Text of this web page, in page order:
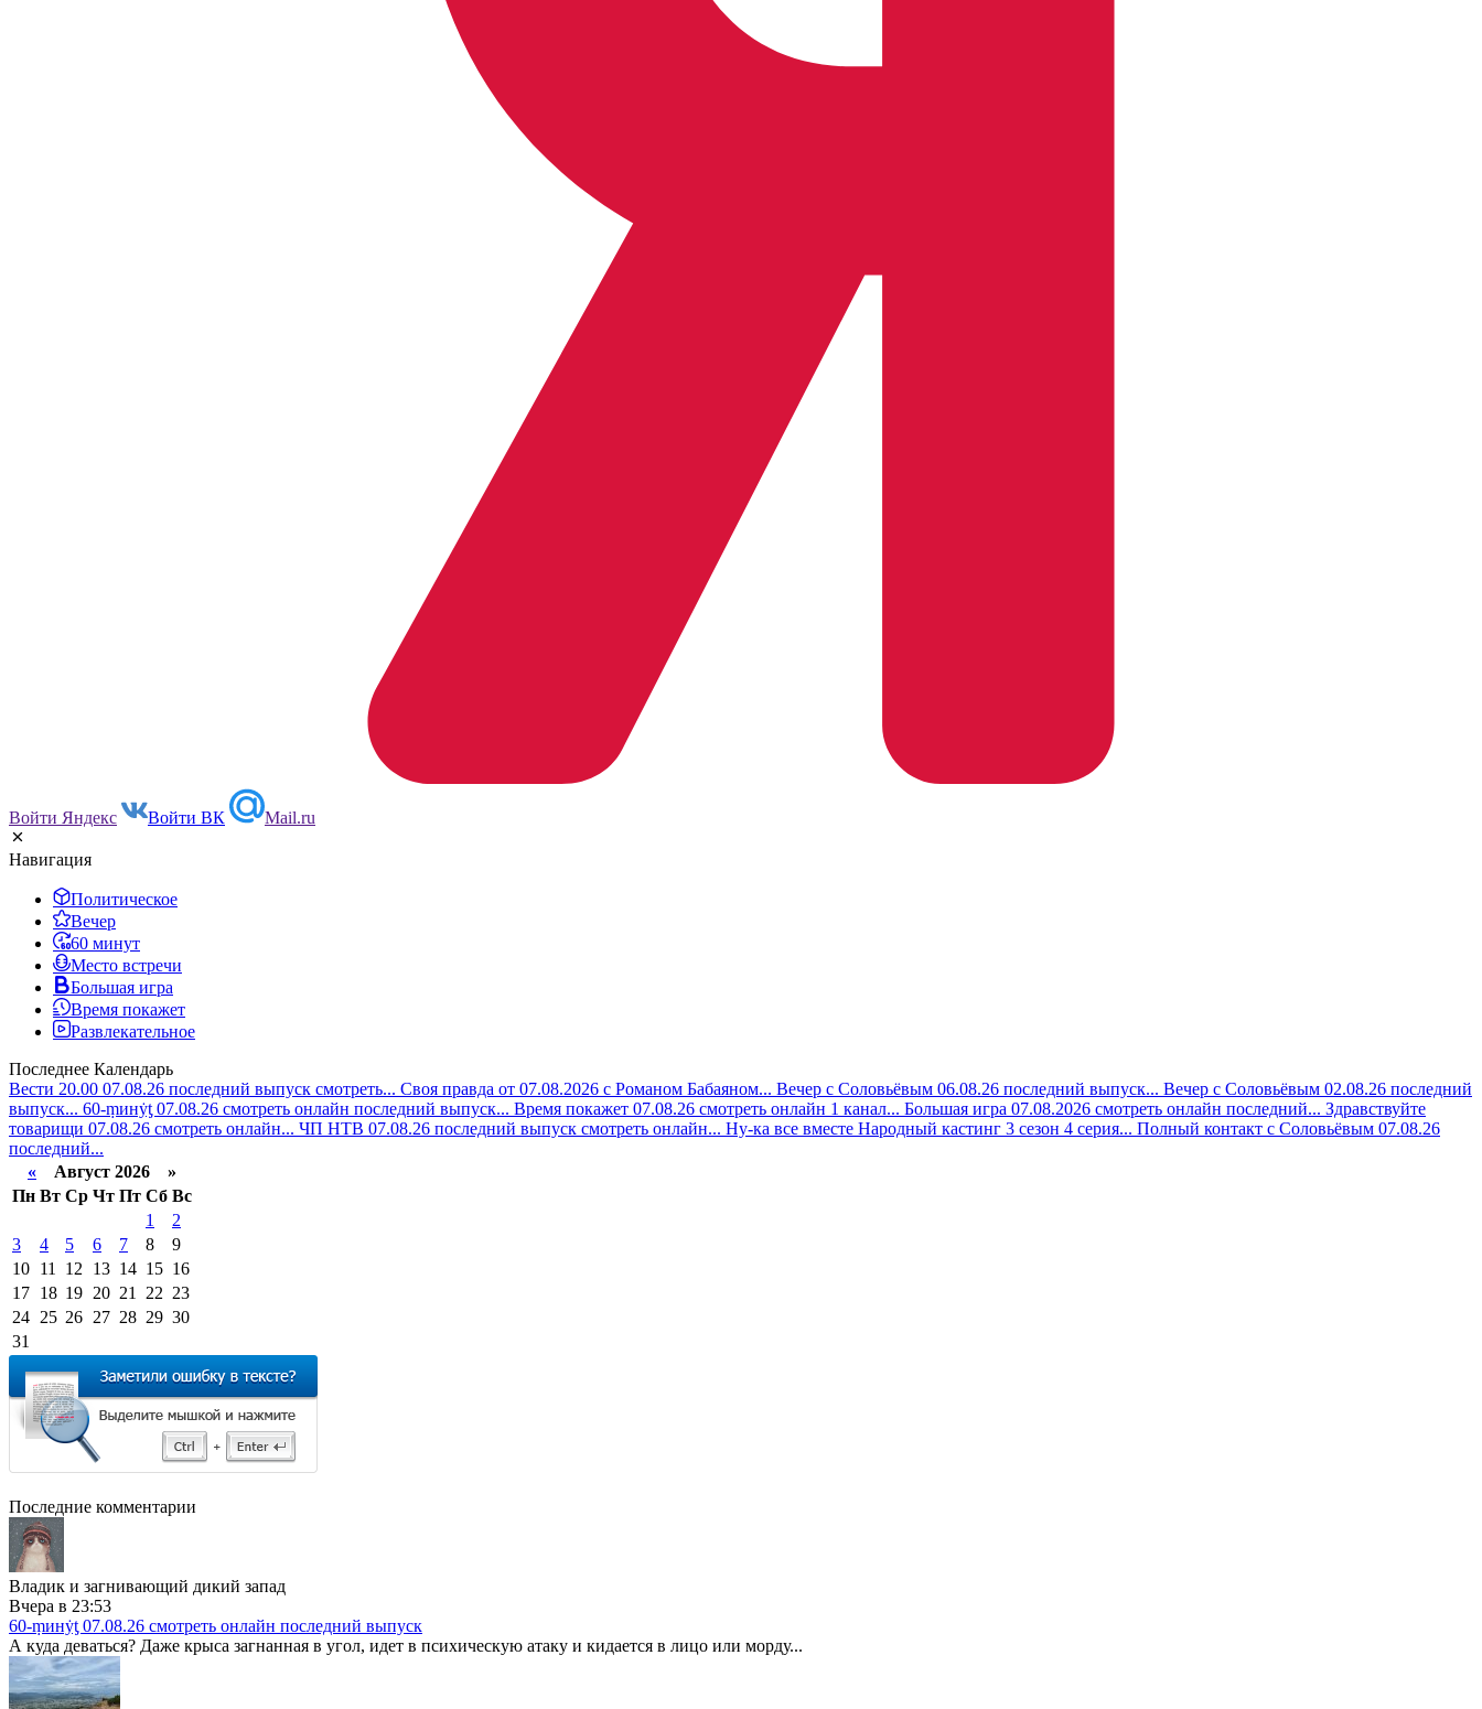
Войти Яндекс Войти ВК Mail.ru
Навигация
Политическое
Вечер
60 минут
Место встречи
Большая игра
Время покажет
Развлекательное
Последнее Календарь
Вести 20.00 07.08.26 последний выпуск смотреть... Своя правда от 07.08.2026 с Романом Бабаяном... Вечер с Соловьёвым 06.08.26 последний выпуск... Вечер с Соловьёвым 02.08.26 последний
выпуск... 60-ṃинẏƫ 07.08.26 смотреть онлайн последний выпуск... Время покажет 07.08.26 смотреть онлайн 1 канал... Большая игра 07.08.2026 смотреть онлайн последний... Здравствуйте
товарищи 07.08.26 смотреть онлайн... ЧП НТВ 07.08.26 последний выпуск смотреть онлайн... Ну-ка все вместе Народный кастинг 3 сезон 4 серия... Полный контакт с Соловьёвым 07.08.26
последний...
« Август 2026 »
Пн Вт Ср Чт Пт Сб Вс
1
2
3
4 5 6 7 8
9
10 11 12 13 14 15 16
17 18 19 20 21 22 23
24 25 26 27 28 29 30
31
Последние комментарии
Владик и загнивающий дикий запад
Вчера в 23:53
60-ṃинẏƫ 07.08.26 смотреть онлайн последний выпуск
А куда деваться? Даже крыса загнанная в угол, идет в психическую атаку и кидается в лицо или морду...